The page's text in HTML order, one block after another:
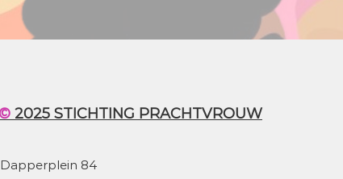
© 2025 STICHTING PRACHTVROUW
Dapperplein 84